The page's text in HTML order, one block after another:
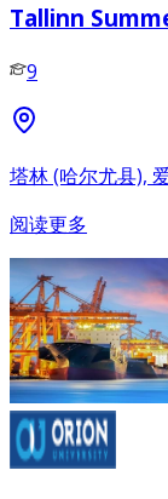
Tallinn
9
塔林 (哈尔尤县),
阅读更多